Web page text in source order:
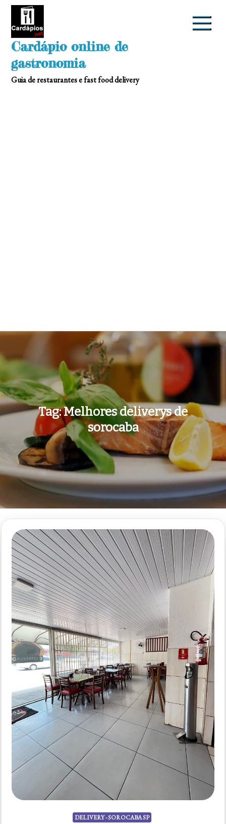
Skip
Cardápio online de
gastronomia
Guia de restaurantes e fast food delivery
Tag:Melhores deliverys de
sorocaba
DELIVERY - SOROCABA SP